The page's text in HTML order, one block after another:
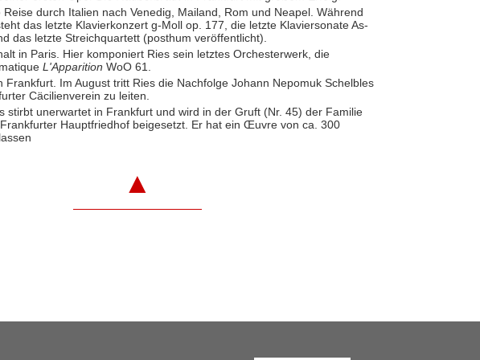
Reise durch Italien nach Venedig, Mailand, Rom und Neapel. Während
das letzte Klavierkonzert g-Moll op. 177, die letzte Klaviersonate As-
das letzte Streichquartett (posthum veröffentlicht).
in Paris. Hier komponiert Ries sein letztes Orchesterwerk, die
L'Apparition WoO 61.
Frankfurt. Im August tritt Ries die Nachfolge Johann Nepomuk Schelbles
Cäcilienverein zu leiten.
stirbt unerwartet in Frankfurt und wird in der Gruft (Nr. 45) der Familie
Hauptfriedhof beigesetzt. Er hat ein Œuvre von ca. 300
▲